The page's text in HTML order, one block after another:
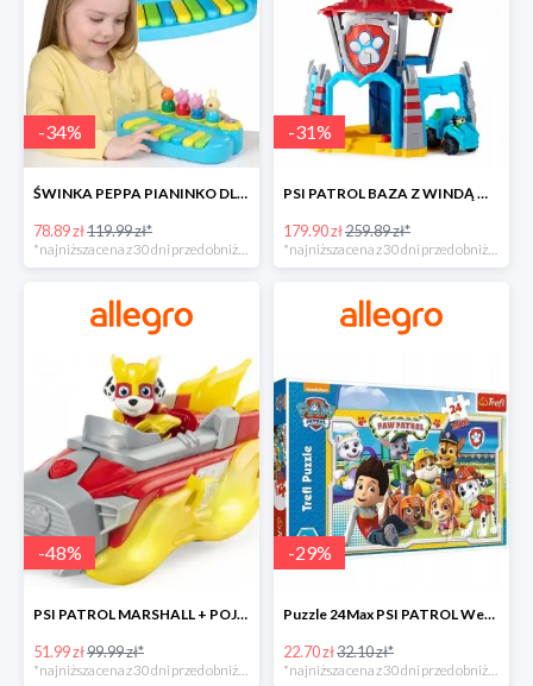
-34%
ŚWINKA PEPPA PIANINKO DLA DZIECI -34%
78.89 zł119.99 zł*
-31%
PSI PATROL BAZA Z WINDĄ WIEŻA + POJAZD AUTO REX -30%
179.90 zł259.89 zł*
-48%
PSI PATROL MARSHALL + POJAZD WÓZ STRAŻACKI DŹWIĘK -48%
51.99 zł99.99 zł*
*najniższa cena z 30 dni przed obniżką
-29%
Puzzle 24Max PSI PATROL Wesoła drużyna TREFL -29%
22.70 zł32.10 zł*
*najniższa cena z 30 dni przed obniżką